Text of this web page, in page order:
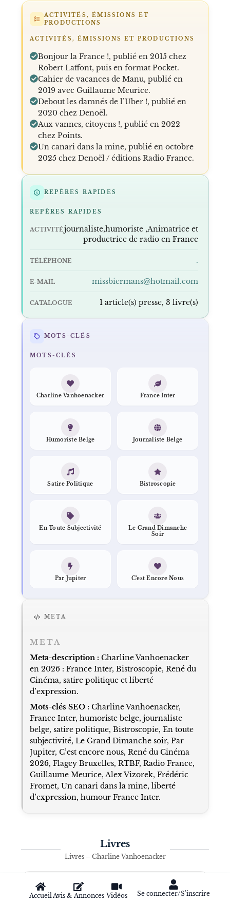
AccueilAvis & Annonces Vidéos Se connecter/S'inscrire
ACTIVITÉS, ÉMISSIONS ET
PRODUCTIONS
ACTIVITÉS, ÉMISSIONS ET PRODUCTIONS
Bonjour la France !, publié en 2015 chez
Robert Laffont, puis en format Pocket.
Cahier de vacances de Manu, publié en
2019 avec Guillaume Meurice.
Debout les damnés de l’Uber !, publié en
2020 chez Denoël.
Aux vannes, citoyens !, publié en 2022
chez Points.
Un canari dans la mine, publié en octobre
2025 chez Denoël / éditions Radio France.
REPÈRES RAPIDES
REPÈRES RAPIDES
ACTIVITÉjournaliste,humoriste ,Animatrice et
productrice de radio en France
TÉLÉPHONE .
E-MAIL missbiermans@hotmail.com
CATALOGUE 1 article(s) presse, 3 livre(s)
MOTS-CLÉS
MOTS-CLÉS
Charline Vanhoenacker France Inter
Humoriste Belge Journaliste Belge
Satire Politique Bistroscopie
En Toute Subjectivité
Le Grand Dimanche
Soir
Par Jupiter C’est Encore Nous
META
META
Meta-description : Charline Vanhoenacker
en 2026 : France Inter, Bistroscopie, René du
Cinéma, satire politique et liberté
d’expression.
Mots-clés SEO : Charline Vanhoenacker,
France Inter, humoriste belge, journaliste
belge, satire politique, Bistroscopie, En toute
subjectivité, Le Grand Dimanche soir, Par
Jupiter, C’est encore nous, René du Cinéma
2026, Flagey Bruxelles, RTBF, Radio France,
Guillaume Meurice, Alex Vizorek, Frédéric
Fromet, Un canari dans la mine, liberté
d’expression, humour France Inter.
Livres
Livres – Charline Vanhoenacker